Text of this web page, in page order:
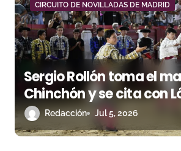
d
e
e
n
t
r
CIRCUITO DE NOVILLADAS DE MADRID
Sergio Rollón toma el
Chinchón y se cita con
Ortega en la Gran Final
de Madrid
Redacción Jul 5, 2026